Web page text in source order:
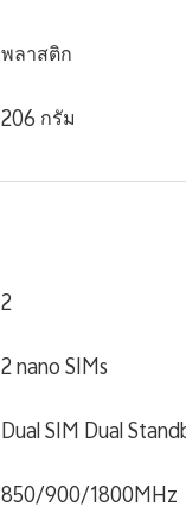
พลาสติก
206 กรัม
2
2 nano SIMs
Dual SIM Dual
850/900/1800MHz